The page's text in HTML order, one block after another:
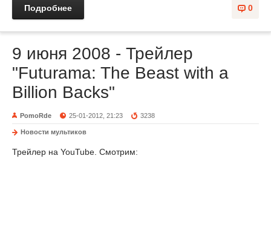
0
Подробнее
9 июня 2008 - Трейлер
"Futurama: The Beast with a
Billion Backs"
PomoRde 25-01-2012, 21:23 3238
Новости мультиков
Трейлер на YouTube. Смотрим: